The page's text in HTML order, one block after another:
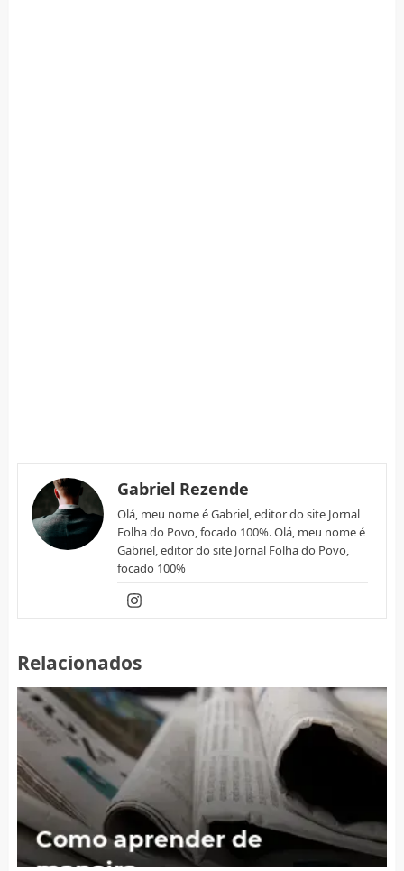
Gabriel Rezende
Olá, meu nome é Gabriel, editor do site Jornal
Folha do Povo, focado 100%. Olá, meu nome é
Gabriel, editor do site Jornal Folha do Povo,
focado 100%
Relacionados